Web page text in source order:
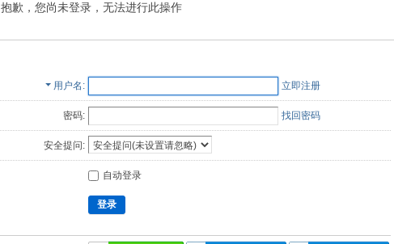
抱歉，您尚未登录，无法进行此操作
用户名 立即注册
密码: 找回密码
安全提问:
自动登录
登录